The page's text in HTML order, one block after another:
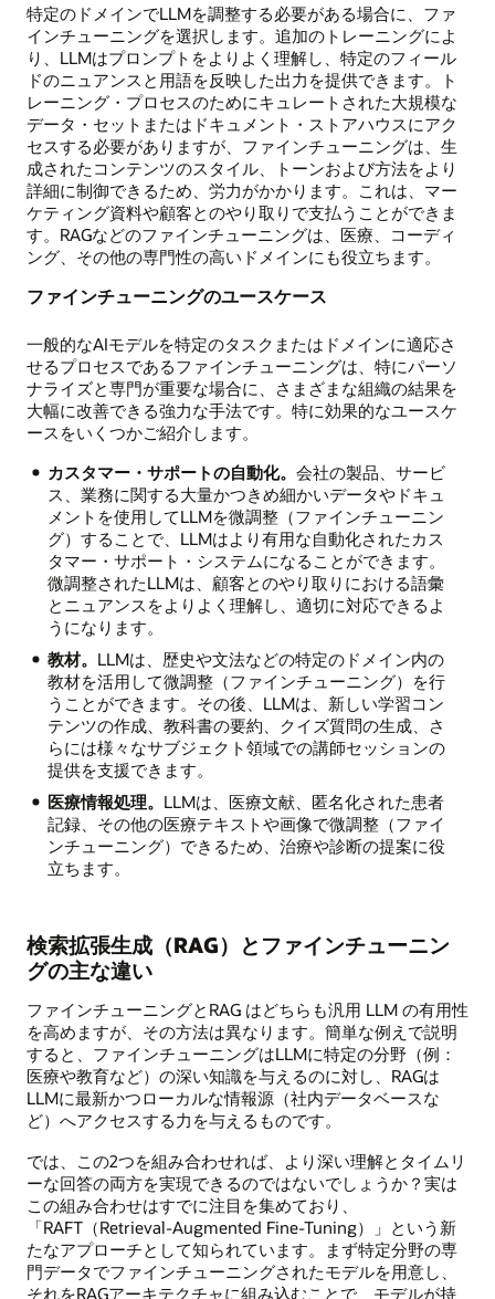
特定のドメインでLLMを調整する必要がある場合に、ファ
インチューニングを選択します。追加のトレーニングによ
り、LLMはプロンプトをよりよく理解し、特定のフィール
ドのニュアンスと用語を反映した出力を提供できます。ト
レーニング・プロセスのためにキュレートされた大規模な
データ・セットまたはドキュメント・ストアハウスにアク
セスする必要がありますが、ファインチューニングは、生
成されたコンテンツのスタイル、トーンおよび方法をより
詳細に制御できるため、労力がかかります。これは、マー
ケティング資料や顧客とのやり取りで支払うことができま
す。RAGなどのファインチューニングは、医療、コーディ
ング、その他の専門性の高いドメインにも役立ちます。
ファインチューニングのユースケース
一般的なAIモデルを特定のタスクまたはドメインに適応さ
せるプロセスであるファインチューニングは、特にパーソ
ナライズと専門が重要な場合に、さまざまな組織の結果を
大幅に改善できる強力な手法です。特に効果的なユースケ
ースをいくつかご紹介します。
カスタマー・サポートの自動化。 会社の製品、サービ
ス、業務に関する大量かつきめ細かいデータやドキュ
メントを使用してLLMを微調整（ファインチューニン
グ）することで、LLMはより有用な自動化されたカス
タマー・サポート・システムになることができます。
微調整されたLLMは、顧客とのやり取りにおける語彙
とニュアンスをよりよく理解し、適切に対応できるよ
うになります。
教材。 LLMは、歴史や文法などの特定のドメイン内の
教材を活用して微調整（ファインチューニング）を行
うことができます。その後、LLMは、新しい学習コン
テンツの作成、教科書の要約、クイズ質問の生成、さ
らには様々なサブジェクト領域での講師セッションの
提供を支援できます。
医療情報処理。 LLMは、医療文献、匿名化された患者
記録、その他の医療テキストや画像で微調整（ファイ
ンチューニング）できるため、治療や診断の提案に役
立ちます。
検索拡張生成（RAG）とファインチューニン
グの主な違い
ファインチューニングとRAG はどちらも汎用 LLM の有用性
を高めますが、その方法は異なります。簡単な例えで説明
すると、ファインチューニングはLLMに特定の分野（例：
医療や教育など）の深い知識を与えるのに対し、RAGは
LLMに最新かつローカルな情報源（社内データベースな
ど）へアクセスする力を与えるものです。
では、この2つを組み合わせれば、より深い理解とタイムリ
ーな回答の両方を実現できるのではないでしょうか？実は
この組み合わせはすでに注目を集めており、
「RAFT（Retrieval-Augmented Fine-Tuning）」という新
たなアプローチとして知られています。まず特定分野の専
門データでファインチューニングされたモデルを用意し、
それをRAGアーキテクチャに組み込むことで、モデルが持